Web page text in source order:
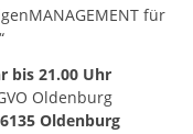
für
bis 21.00 Uhr
Oldenburg
Oldenburg